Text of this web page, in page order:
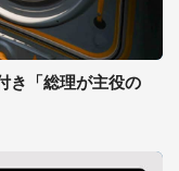
き「総理が主役の